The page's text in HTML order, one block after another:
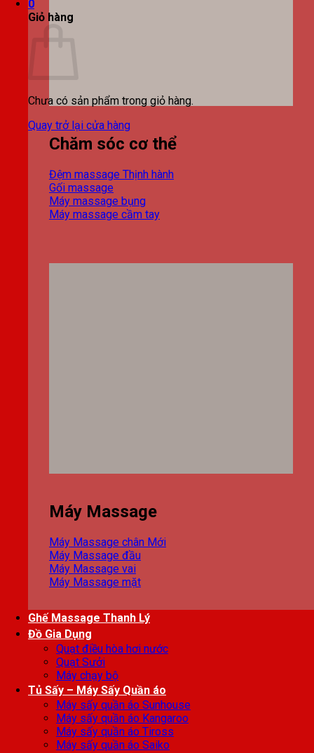
0
Giỏ hàng
Chưa có sản phẩm trong giỏ hàng.
Quay trở lại cửa hàng
Chăm sóc cơ thể
Đệm massage
Gối massage
Máy massage bụng
Máy massage cầm tay
Máy Massage
Máy Massage chân
Máy Massage đầu
Máy Massage vai
Máy Massage mặt
Ghế Massage Thanh Lý
Đồ Gia Dụng
Quạt điều hòa hơi nước
Quạt Sưởi
Máy chạy bộ
Tủ Sấy – Máy Sấy Quần áo
Máy sấy quần áo Sunhouse
Máy sấy quần áo Kangaroo
Máy sấy quần áo Tiross
Máy sấy quần áo Saiko